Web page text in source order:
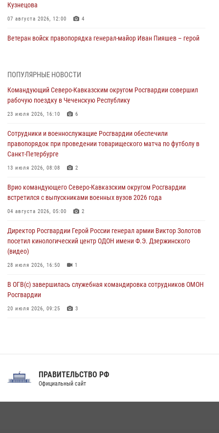
Кузнецова
07 августа 2026, 12:00 4
Ветеран войск правопорядка генерал-майор Иван Пияшев – герой
Смольного собора в Санкт-Петербурге (видео)
07 августа 2026, 11:34
взрывобезопасности
07 августа 2026, 11:33
Рэпер ST посетил раненых росгвардейцев в Главном военном
07 августа 2026, 11:18 2
Патриотическая акция «Каникулы с Росгвардией» прошла в
07 августа 2026, 11:00
ПОПУЛЯРНЫЕ НОВОСТИ
Командующий Северо-Кавказским округом Росгвардии совершил
рабочую поездку в Чеченскую Республику
23 июля 2026, 16:10 6
Сотрудники и военнослужащие Росгвардии обеспечили
правопорядок при проведении товарищеского матча по футболу в
Санкт-Петербурге
13 июля 2026, 08:08 2
Врио командующего Северо-Кавказским округом Росгвардии
встретился с выпускниками военных вузов 2026 года
04 августа 2026, 05:00 2
Директор Росгвардии Герой России генерал армии Виктор Золотов
посетил кинологический центр ОДОН имени Ф.Э. Дзержинского
(видео)
28 июля 2026, 16:50 1
В ОГВ(с) завершилась служебная командировка сотрудников ОМОН
Росгвардии
20 июля 2026, 09:25 3
Праздник «Один день с Росгвардией» к 105-летию Центрального
ПРАВИТЕЛЬСТВО РФ
Официальный сайт